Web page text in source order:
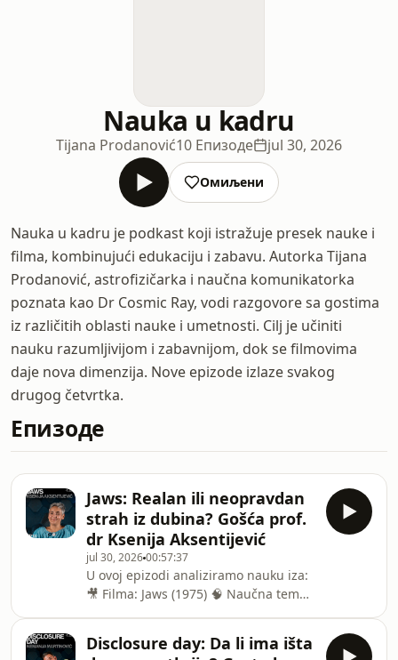
Nauka u kadru
Tijana Prodanović10 Епизоде jul 30, 2026
Омиљени
Nauka u kadru je podkast koji istražuje presek nauke i
filma, kombinujući edukaciju i zabavu. Autorka Tijana
Prodanović, astrofizičarka i naučna komunikatorka
poznata kao Dr Cosmic Ray, vodi razgovore sa gostima
iz različitih oblasti nauke i umetnosti. Cilj je učiniti
nauku razumljivijom i zabavnijom, dok se filmovima
daje nova dimenzija. Nove epizode izlaze svakog
drugog četvrtka.
Епизоде
Jaws: Realan ili neopravdan
strah iz dubina? Gošća prof.
dr Ksenija Aksentijević
jul 30, 202600:57:37
U ovoj epizodi analiziramo nauku iza:
🎥 Filma: Jaws (1975) 🧠 Naučna tema:
veterinarske medicine,
Disclosure day: Da li ima išta